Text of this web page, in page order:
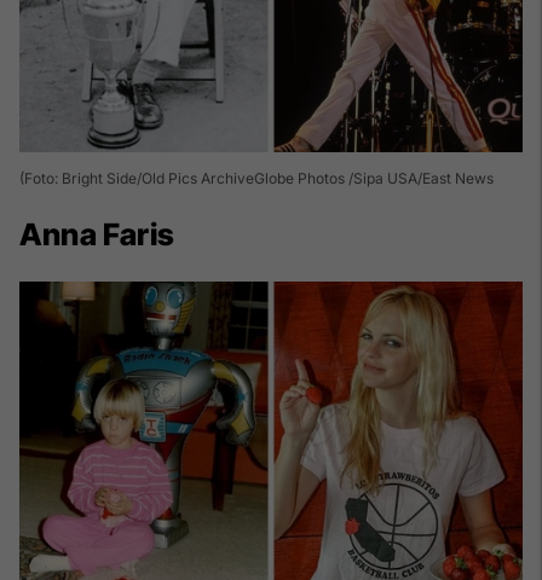
(Foto: Bright Side/Old Pics ArchiveGlobe Photos /Sipa USA/East News
Anna Faris